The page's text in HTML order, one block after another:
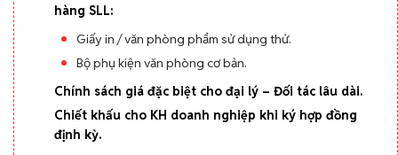
hàng SLL:
Giấy in / văn phòng phẩm sử dụng thử.
Bộ phụ kiện văn phòng cơ bản.
Chính sách giá đặc biệt cho đại lý – Đối tác lâu dài.
Chiết khấu cho KH doanh nghiệp khi ký hợp đồng
định kỳ.